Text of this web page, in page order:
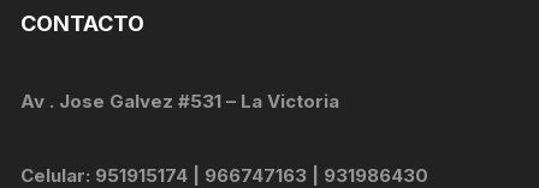
CONTACTO
Av . Jose Galvez #531 – La Victoria
Celular: 951915174 | 966747163 | 931986430